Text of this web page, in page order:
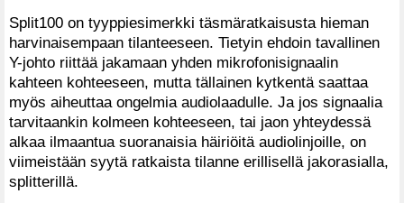
Split100 on tyyppiesimerkki täsmäratkaisusta hieman
harvinaisempaan tilanteeseen. Tietyin ehdoin tavallinen
Y-johto riittää jakamaan yhden mikrofonisignaalin
kahteen kohteeseen, mutta tällainen kytkentä saattaa
myös aiheuttaa ongelmia audiolaadulle. Ja jos signaalia
tarvitaankin kolmeen kohteeseen, tai jaon yhteydessä
alkaa ilmaantua suoranaisia häiriöitä audiolinjoille, on
viimeistään syytä ratkaista tilanne erillisellä jakorasialla,
splitterillä.